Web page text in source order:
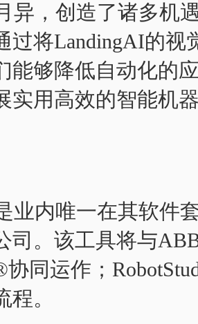
异，创造了诸多机
过将LandingAI的
能够降低自动化的
实用高效的智能机
业内唯一在其软件
司。该工具将与
协同运作；
。